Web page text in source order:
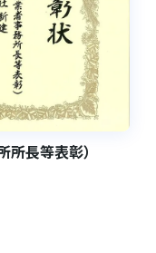
所長等表彰）